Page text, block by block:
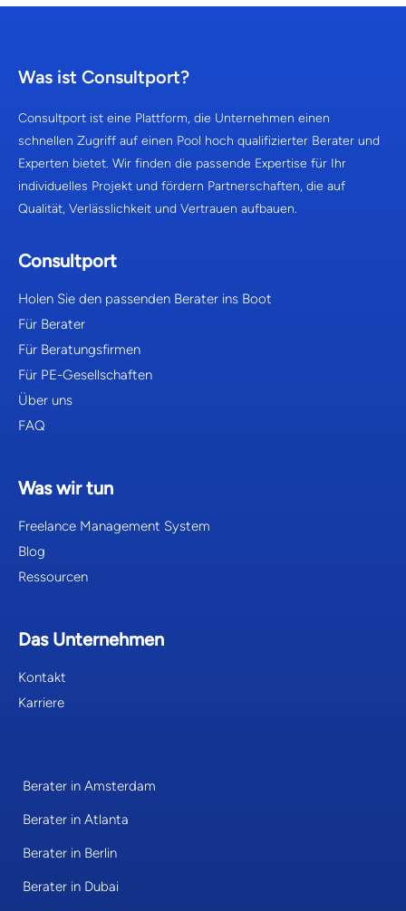
Was ist Consultport?
Consultport ist eine Plattform, die Unternehmen einen
schnellen Zugriff auf einen Pool hoch qualifizierter Berater und
Experten bietet. Wir finden die passende Expertise für Ihr
individuelles Projekt und fördern Partnerschaften, die auf
Qualität, Verlässlichkeit und Vertrauen aufbauen.
Consultport
Holen Sie den passenden Berater ins Boot
Für Berater
Für Beratungsfirmen
Für PE-Gesellschaften
Über uns
FAQ
Was wir tun
Freelance Management System
Blog
Ressourcen
Das Unternehmen
Kontakt
Karriere
Berater in Amsterdam
Berater in Atlanta
Berater in Berlin
Berater in Dubai